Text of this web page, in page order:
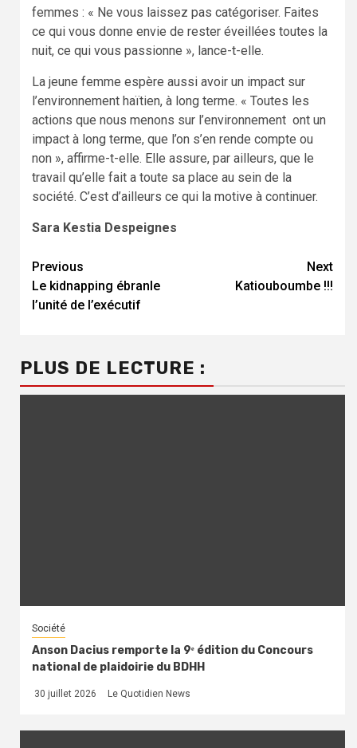
femmes : « Ne vous laissez pas catégoriser. Faites
ce qui vous donne envie de rester éveillées toutes la
nuit, ce qui vous passionne », lance-t-elle.
La jeune femme espère aussi avoir un impact sur
l’environnement haïtien, à long terme. « Toutes les
actions que nous menons sur l’environnement ont un
impact à long terme, que l’on s’en rende compte ou
non », affirme-t-elle. Elle assure, par ailleurs, que le
travail qu’elle fait a toute sa place au sein de la
société. C’est d’ailleurs ce qui la motive à continuer.
Sara Kestia Despeignes
Continue
Reading
Previous
Le kidnapping ébranle
l’unité de l’exécutif
Next
Katiouboumbe !!!
PLUS DE LECTURE :
Société
Anson Dacius remporte la 9ᵉ édition du Concours
national de plaidoirie du BDHH
30 juillet 2026 Le Quotidien News